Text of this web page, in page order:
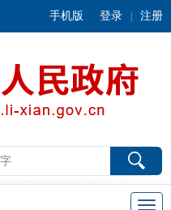
手机版 登录 注册